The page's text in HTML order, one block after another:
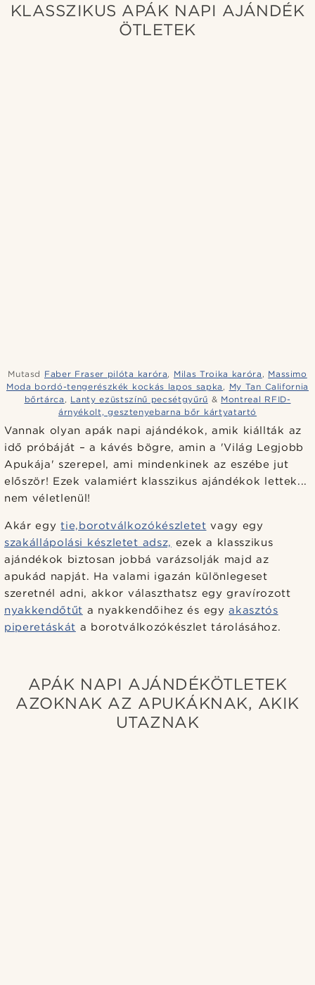
KLASSZIKUS APÁK NAPI AJÁNDÉK
ÖTLETEK
Mutasd Faber Fraser pilóta karóra, Milas Troika karóra , Massimo
Moda bordó-tengerészkék kockás lapos sapka , My Tan California
bőrtárca , Lanty ezüstszínű pecsétgyűrű & Montreal RFID-
árnyékolt, gesztenyebarna bőr kártyatartó
Vannak olyan apák napi ajándékok, amik kiállták az
idő próbáját – a kávés bögre, amin a 'Világ Legjobb
Apukája' szerepel, ami mindenkinek az eszébe jut
először! Ezek valamiért klasszikus ajándékok lettek...
nem véletlenül!
Akár egytie,borotválkozókészletet vagy egy
szakállápolási készletet adsz, ezek a klasszikus
ajándékok biztosan jobbá varázsolják majd az
apukád napját. Ha valami igazán különlegeset
szeretnél adni, akkor választhatsz egy gravírozott
nyakkendőtűt a nyakkendőihez és egyakasztós
piperetáskát a borotválkozókészlet tárolásához.
APÁK NAPI AJÁNDÉKÖTLETEK
AZOKNAK AZ APUKÁKNAK, AKIK
UTAZNAK